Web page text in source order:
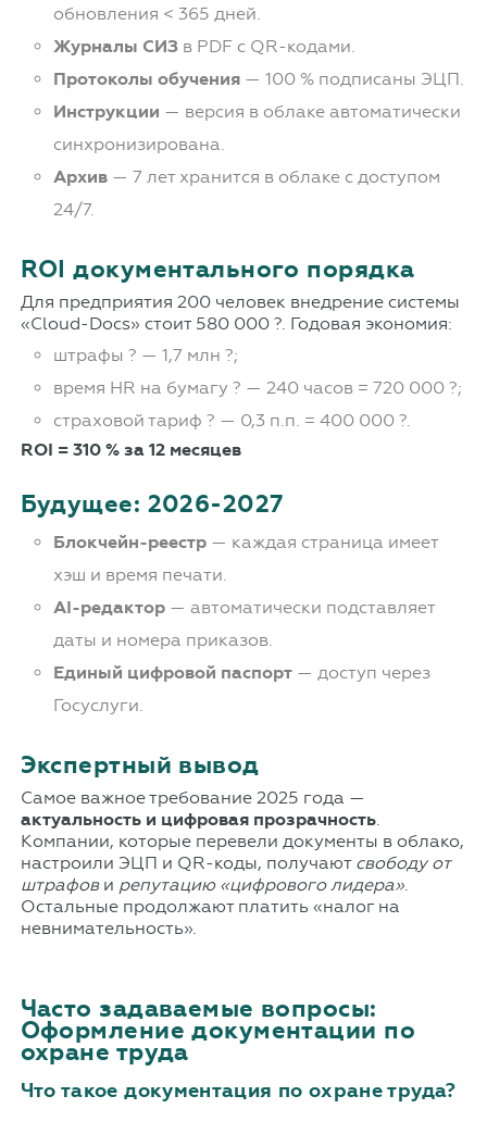
обновления < 365 дней.
Журналы СИЗв PDF с QR-кодами.
Протоколы обучения— 100 % подписаны ЭЦП.
Инструкции — версия в облаке автоматически
синхронизирована.
Архив— 7 лет хранится в облаке с доступом
24/7.
ROI документального порядка
Для предприятия 200 человек внедрение системы
«Cloud-Docs» стоит 580 000 ?. Годовая экономия:
штрафы ? — 1,7 млн ?;
время HR на бумагу ? — 240 часов = 720 000 ?;
страховой тариф ? — 0,3 п.п. = 400 000 ?.
ROI = 310 % за 12 месяцев
Будущее: 2026-2027
Блокчейн-реестр— каждая страница имеет
хэш и время печати.
AI-редактор— автоматически подставляет
даты и номера приказов.
Единый цифровой паспорт— доступ через
Госуслуги.
Экспертный вывод
Самое важное требование 2025 года —
актуальность и цифровая прозрачность.
Компании, которые перевели документы в облако,
настроили ЭЦП и QR-коды, получают свободу от
штрафови репутацию «цифрового лидера».
Остальные продолжают платить «налог на
невнимательность».
Часто задаваемые вопросы:
Оформление документации по
охране труда
Что такое документация по охране труда?